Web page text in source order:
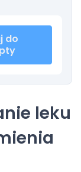
do
leku